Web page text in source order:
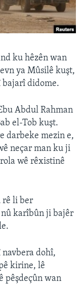
ku hêzên wan
ya Mûsilê kuşt,
bajarî didome.
Abdul Rahman
el-Tob kuşt.
darbeke mezin e,
neçar man ku ji
wê rêxistinê
rê li ber
karîbûn ji bajêr
dohî,
kirine, lê
pêşdeçûn wan